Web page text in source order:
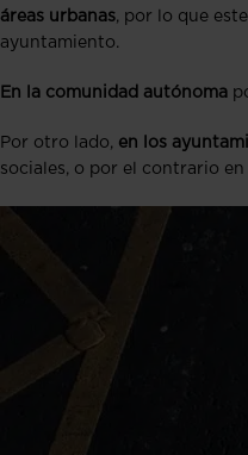
áreas urbanas, por lo que
ayuntamiento.
En la comunidad autónoma
Por otro lado, en los
sociales, o por el contrario